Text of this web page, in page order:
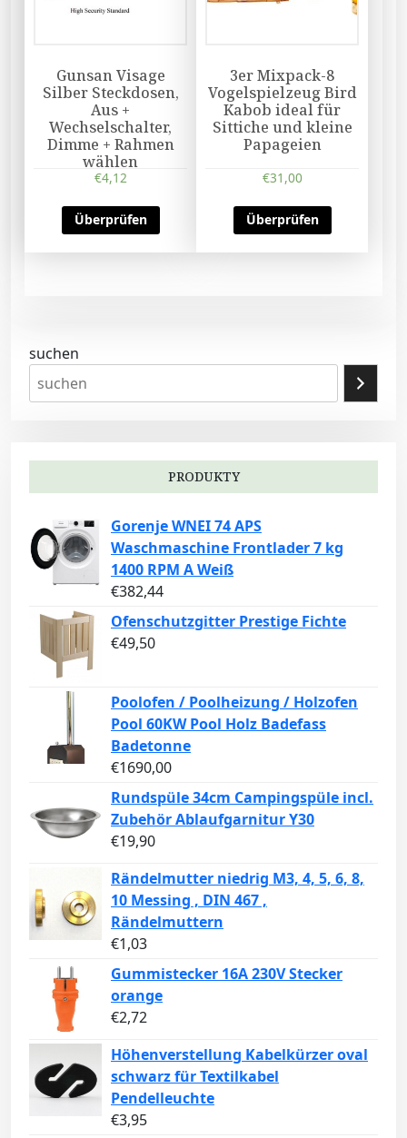
Gunsan Visage
Silber Steckdosen,
Aus +
Wechselschalter,
Dimme + Rahmen
wählen
€4,12
Überprüfen
3er Mixpack-8
Vogelspielzeug Bird
Kabob ideal für
Sittiche und kleine
Papageien
€31,00
Überprüfen
suchen
PRODUKTY
Gorenje WNEI 74 APS
Waschmaschine Frontlader 7 kg
1400 RPM A Weiß
€382,44
Ofenschutzgitter Prestige Fichte
€49,50
Poolofen / Poolheizung / Holzofen
Pool 60KW Pool Holz Badefass
Badetonne
€1690,00
Rundspüle 34cm Campingspüle incl.
Zubehör Ablaufgarnitur Y30
€19,90
Rändelmutter niedrig M3, 4, 5, 6, 8,
10 Messing , DIN 467 ,
Rändelmuttern
€1,03
Gummistecker 16A 230V Stecker
orange
€2,72
Höhenverstellung Kabelkürzer oval
schwarz für Textilkabel
Pendelleuchte
€3,95